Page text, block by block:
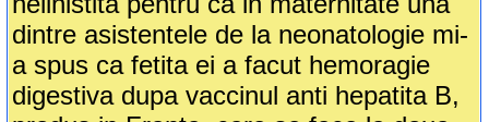
dintre asistentele de la neonatologie mi-
a spus ca fetita ei a facut hemoragie
digestiva dupa vaccinul anti hepatita B,